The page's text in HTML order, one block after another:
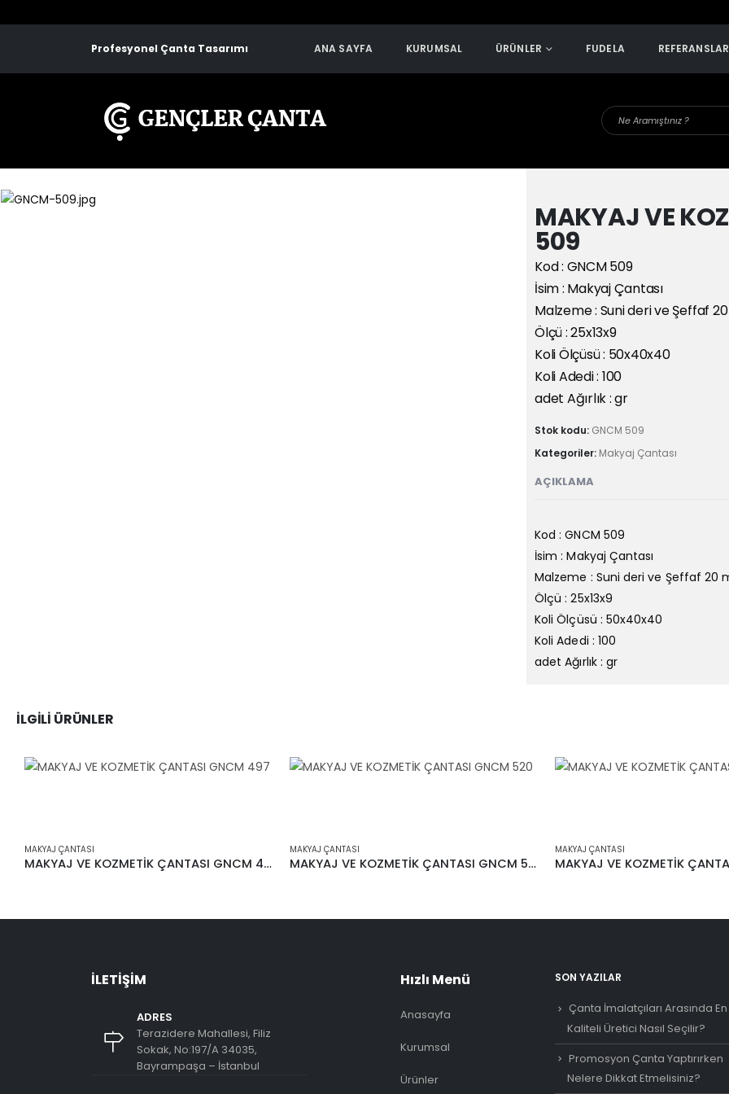
Profesyonel Çanta Tasarımı ANA SAYFA KURUMSAL ÜRÜNLER FUDELA REFERANSLAR
MAKYAJ VE
509
Kod : GNCM 509
İsim : Makyaj Çantası
Malzeme : Suni deri ve Şeffaf
Ölçü : 25x13x9
Koli Ölçüsü : 50x40x40
Koli Adedi : 100
adet Ağırlık : gr
Stok kodu: GNCM 509
Kategoriler: Makyaj Çantası
AÇIKLAMA
Kod : GNCM 509
İsim : Makyaj Çantası
Malzeme : Suni deri ve Şeffaf 20
Ölçü : 25x13x9
Koli Ölçüsü : 50x40x40
Koli Adedi : 100
adet Ağırlık : gr
İLGILI ÜRÜNLER
MAKYAJ ÇANTASI
MAKYAJ VE KOZMETİK ÇANTASI GNCM 497
MAKYAJ ÇANTASI
MAKYAJ VE KOZMETİK ÇANTASI GNCM 520
MAKYAJ ÇANTASI
İLETIŞIM
ADRES
Terazidere Mahallesi, Filiz
Sokak, No:197/A 34035,
Bayrampaşa – İstanbul
Hızlı Menü
Anasayfa
Kurumsal
Ürünler
SON YAZILAR
Çanta İmalatçıları Arasında En
Kaliteli Üretici Nasıl Seçilir?
Promosyon Çanta Yaptırırken
Nelere Dikkat Etmelisiniz?